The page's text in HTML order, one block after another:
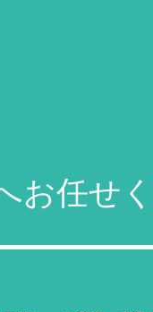
お任せ